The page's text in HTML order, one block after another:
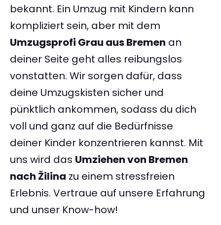
bekannt. Ein Umzug mit Kindern kann
kompliziert sein, aber mit dem
Umzugsprofi Grau aus Bremen an
deiner Seite geht alles reibungslos
vonstatten. Wir sorgen dafür, dass
deine Umzugskisten sicher und
pünktlich ankommen, sodass du dich
voll und ganz auf die Bedürfnisse
deiner Kinder konzentrieren kannst. Mit
uns wird das Umziehen von Bremen
nach Žilina zu einem stressfreien
Erlebnis. Vertraue auf unsere Erfahrung
und unser Know-how!